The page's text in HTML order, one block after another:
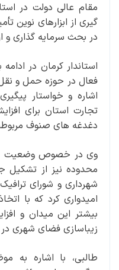
مقام عالی دولت در
گیری از ابزارهای نوین
در بحث سرمایه گذاری و
استاندار کرمان در
فعال در حوزه حمل و
اشاره و خواستار
تجارت استان برای
دغدغه های صنوف
وی در خصوص وضعیت
محدوده نیز از تشکیل
شهرداری و شورای
امیدواری کرد که با
بیشتر این میدان و
زیباسازی فضای شهری
طالبی، با اشاره به